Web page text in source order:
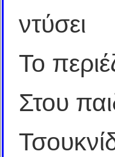
ντύσει
Το
Στου